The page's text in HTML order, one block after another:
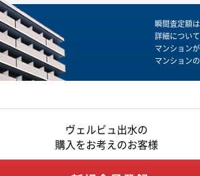
瞬間査定額
詳細につい
マンション
マンション
ヴェルビュ出水の
購入をお考えのお客様